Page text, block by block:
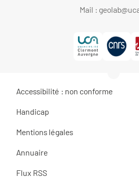
Mail :
Accessibilité : non conforme
Handicap
Mentions légales
Annuaire
Flux RSS